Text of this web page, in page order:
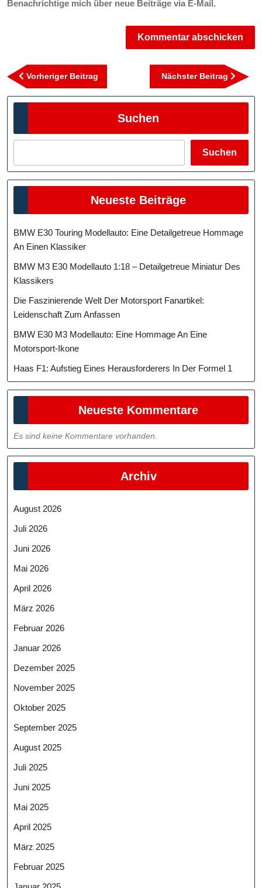
Benachrichtige mich über neue Beiträge via E-Mail.
Beitragsnavigation
Vorheriger Beitrag
Beitrag
Nächster Beitrag
Suchen
Suchen
Neueste Beiträge
BMW E30 Touring Modellauto: Eine Detailgetreue Hommage
An Einen Klassiker
BMW M3 E30 Modellauto 1:18 – Detailgetreue Miniatur Des
Klassikers
Die Faszinierende Welt Der Motorsport Fanartikel:
Leidenschaft Zum Anfassen
BMW E30 M3 Modellauto: Eine Hommage An Eine
Motorsport-Ikone
Haas F1: Aufstieg Eines Herausforderers In Der Formel 1
Neueste Kommentare
Es sind keine Kommentare vorhanden.
Archiv
August 2026
Juli 2026
Juni 2026
Mai 2026
April 2026
März 2026
Februar 2026
Januar 2026
Dezember 2025
November 2025
Oktober 2025
September 2025
August 2025
Juli 2025
Juni 2025
Mai 2025
April 2025
März 2025
Februar 2025